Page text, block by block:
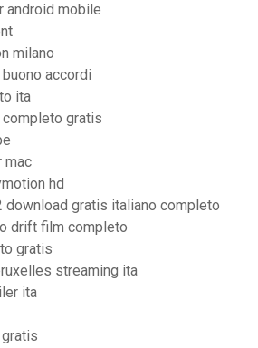
android mobile
milano
accordi
ita
completo gratis
mac
hd
download gratis italiano completo
drift film completo
gratis
streaming ita
ita